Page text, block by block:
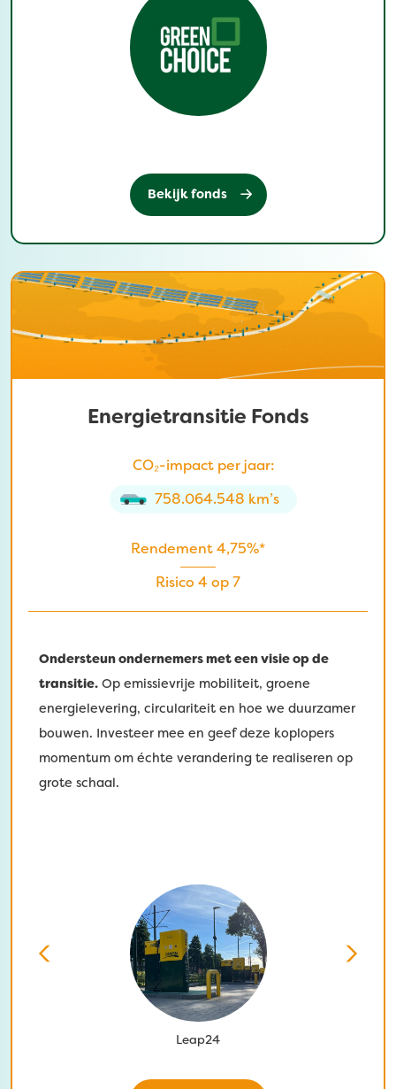
Bekijk fonds
Energietransitie Fonds
CO₂-impact per jaar:
758.064.548 km’s
Rendement 4,75%*
Risico 4 op 7
Ondersteun ondernemers met een visie op de
transitie. Op emissievrije mobiliteit, groene
energielevering, circulariteit en hoe we duurzamer
bouwen. Investeer mee en geef deze koplopers
momentum om échte verandering te realiseren op
grote schaal.
Leap24